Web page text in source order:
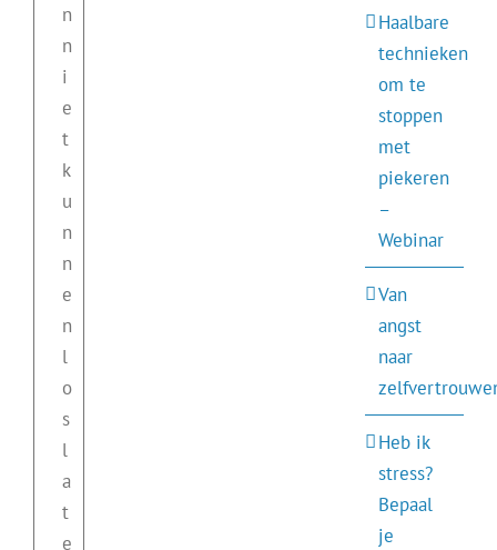
n
n
i
e
t
k
u
n
n
e
n
l
o
s
l
a
t
e
Haalbare
technieken
om te
stoppen
met
piekeren
–
Webinar
Van
angst
naar
Heb ik
stress?
Bepaal
je